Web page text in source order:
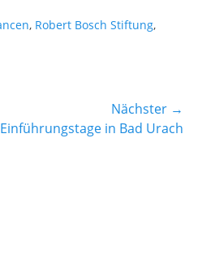
, Robert Bosch Stiftung,
Nächster →
Einführungstage in Bad Urach